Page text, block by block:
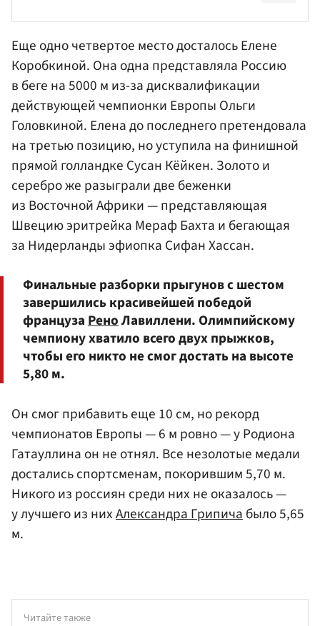
Еще одно четвертое место досталось Елене
Коробкиной. Она одна представляла Россию
в беге на 5000 м из-за дисквалификации
действующей чемпионки Европы Ольги
Головкиной. Еленадо последнего претендовала
на третью позицию, но уступила на финишной
прямой голландке Сусан Кёйкен. Золото и
серебро же разыграли две беженки
из Восточной Африки — представляющая
Швецию эритрейка Мераф Бахта и бегающая
за Нидерланды эфиопка Сифан Хассан.
Финальные разборки прыгунов с шестом
завершились красивейшей победой
французаРеноЛавиллени. Олимпийскому
чемпиону хватило всего двух прыжков,
чтобы его никто не смог достать на высоте
5,80 м.
Он смог прибавить еще 10 см, но рекорд
чемпионатов Европы — 6 м ровно — у Родиона
Гатауллина он не отнял. Все незолотые медали
достались спортсменам, покорившим 5,70 м.
Никого из россиян среди них не оказалось —
у лучшего из нихАлександра Грипичабыло 5,65
м.
Читайте также